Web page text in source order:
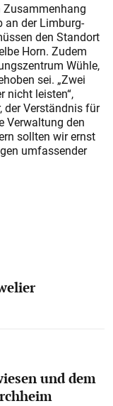
an der Limburg-
den Standort
Horn. Zudem
Wühle,
sei. „Zwei
nicht leisten“,
der Verständnis für
Verwaltung den
sollten wir ernst
umfassender
und dem